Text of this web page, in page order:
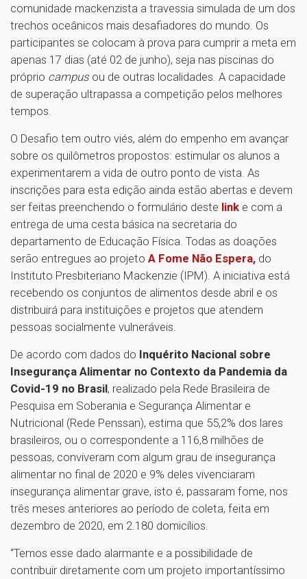
comunidade mackenzista a travessia simulada de um dos
trechos oceânicos mais desafiadores do mundo. Os
participantes se colocam à prova para cumprir a meta em
apenas 17 dias (até 02 de junho), seja nas piscinas do
próprio campus ou de outras localidades. A capacidade
de superação ultrapassa a competição pelos melhores
tempos.
O Desafio tem outro viés, além do empenho em avançar
sobre os quilômetros propostos: estimular os alunos a
experimentarem a vida de outro ponto de vista. As
inscrições para esta edição ainda estão abertas e devem
ser feitas preenchendo o formulário deste link e com a
entrega de uma cesta básica na secretaria do
departamento de Educação Física. Todas as doações
serão entregues ao projeto A Fome Não Espera, do
Instituto Presbiteriano Mackenzie (IPM). A iniciativa está
recebendo os conjuntos de alimentos desde abril e os
distribuirá para instituições e projetos que atendem
pessoas socialmente vulneráveis.
De acordo com dados do Inquérito Nacional sobre
Insegurança Alimentar no Contexto da Pandemia da
Covid-19 no Brasil, realizado pela Rede Brasileira de
Pesquisa em Soberania e Segurança Alimentar e
Nutricional (Rede Penssan), estima que 55,2% dos lares
brasileiros, ou o correspondente a 116,8 milhões de
pessoas, conviveram com algum grau de insegurança
alimentar no final de 2020 e 9% deles vivenciaram
insegurança alimentar grave, isto é, passaram fome, nos
três meses anteriores ao período de coleta, feita em
dezembro de 2020, em 2.180 domicílios.
“Temos esse dado alarmante e a possibilidade de
contribuir diretamente com um projeto importantíssimo